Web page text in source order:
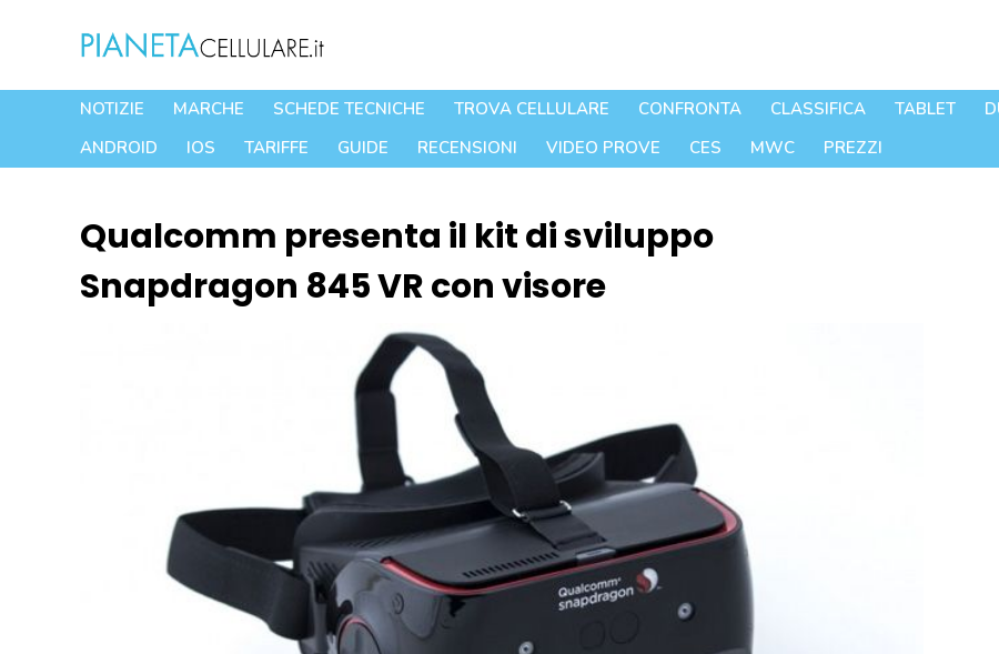
contenuto
NOTIZIE MARCHE SCHEDE TECNICHE TROVA CELLULARE CONFRONTA CLASSIFICA TABLET
ANDROID
IOS TARIFFE GUIDE RECENSIONI VIDEO PROVE CES MWC PREZZI
Qualcomm presenta il kit di sviluppo
Snapdragon 845 VR con visore